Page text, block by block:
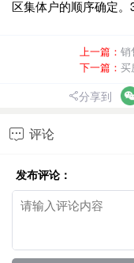
区集体户‌的顺序确定。‌‌
上一篇： 销
下一篇： 买
分享到
 评论
发布评论：